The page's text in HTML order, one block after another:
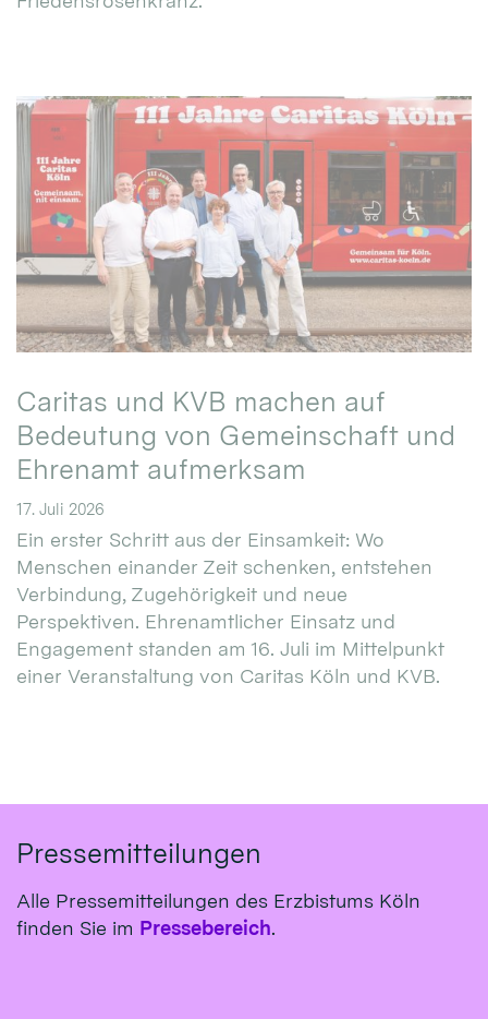
Caritas und KVB machen auf
Bedeutung von Gemeinschaft und
Ehrenamt aufmerksam
17. Juli 2026
Ein erster Schritt aus der Einsamkeit: Wo
Menschen einander Zeit schenken, entstehen
Verbindung, Zugehörigkeit und neue
Perspektiven. Ehrenamtlicher Einsatz und
Engagement standen am 16. Juli im Mittelpunkt
einer Veranstaltung von Caritas Köln und KVB.
Pressemitteilungen
Alle Pressemitteilungen des Erzbistums Köln
finden Sie im Pressebereich.